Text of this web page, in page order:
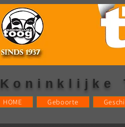
Koninklijke
HOME Geboorte